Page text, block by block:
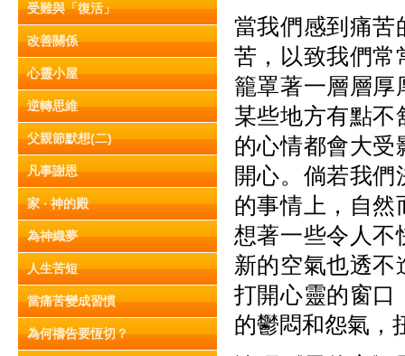
受難與「復活」
改善關係
心靈小屋
逆轉思維
父親節默想(二)
凡事謝恩
家 ‧ 神的殿
為神織夢
人生苦短
當痛苦變成習慣
為何禱告要恆切？
當我們感到痛苦
苦，以致我們常
籠罩著一層層厚
某些地方有點不
的心情都會大受
開心。倘若我
的事情上，自然
想著一些令人不
新的空氣也透不
打開心靈的窗口
的鬱悶和怨氣，